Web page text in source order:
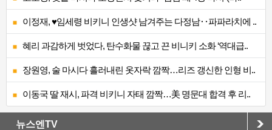
이정재, ♥임세령 비키니 인생샷 남겨주는 다정남‥파파라치에 ..
혜리 과감하게 벗었다, 탄수화물 끊고 끈 비니키 소화 ‘역대급..
장원영, 술 마시다 흘러내린 옷자락 깜짝…리즈 갱신한 인형 비..
이동국 딸 재시, 파격 비키니 자태 깜짝…美 명문대 합격 후 리..
뉴스엔TV